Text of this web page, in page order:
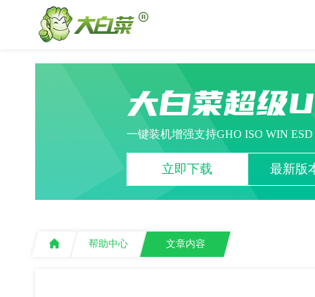
大白菜超级
一键装机增强支持GHO ISO WIN
立即下载 最新版
帮助中心 文章内容